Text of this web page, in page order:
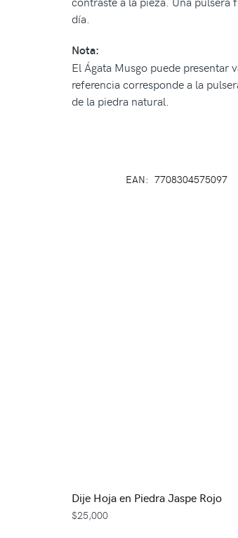
día.
Nota:
El Ágata Musgo puede presentar
referencia corresponde a la
de la piedra natural.
EAN: 7708304575097
Dije Hoja en Piedra Jaspe Rojo
$25,000